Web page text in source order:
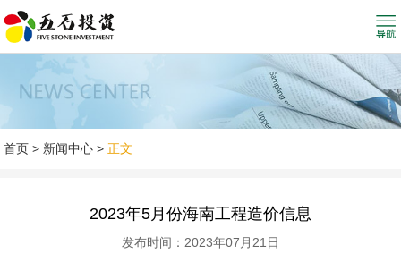
首页 > 新闻中心 >正文
2023年5月份海南工程造价信息
发布时间：2023年07月21日